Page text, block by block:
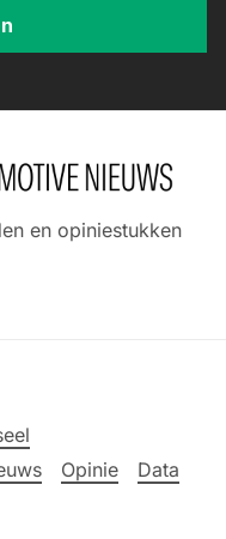
en opiniestukken
Opinie
Data